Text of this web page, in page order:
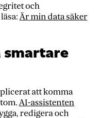
och
Är min data säker
smartare
att komma
AI-assistenten
redigera och